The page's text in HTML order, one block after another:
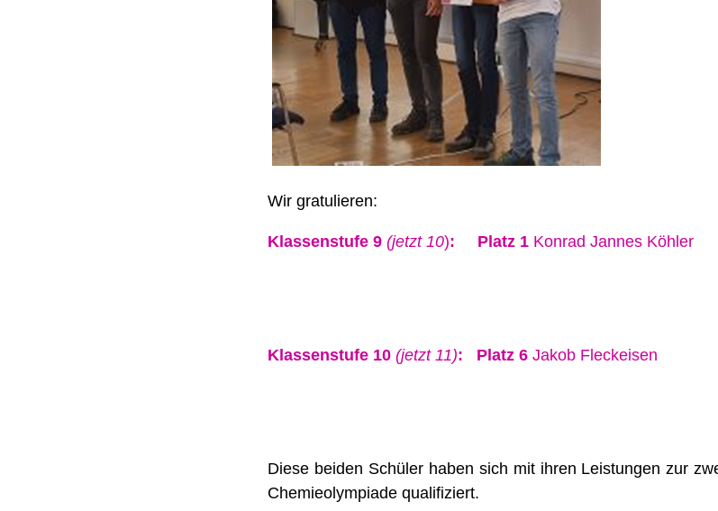
Wir gratulieren:
Klassenstufe 9 (jetzt 10): Platz 1 Konrad Jannes Köhler
Klassenstufe 10 (jetzt 11): Platz 6 Jakob Fleckeisen
Diese beiden Schüler haben sich mit ihren Leistungen zur
Chemieolympiade qualifiziert.